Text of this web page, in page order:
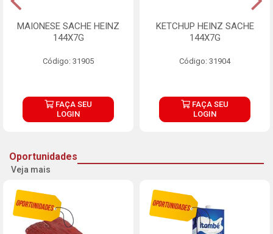
MAIONESE SACHE HEINZ
144X7G
Código: 31905
FAÇA SEU
LOGIN
KETCHUP HEINZ SACHE
144X7G
Código: 31904
FAÇA SEU
LOGIN
Oportunidades
Veja mais